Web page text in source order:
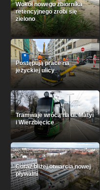
Wokół nowego zbiornika
retencyjnego zrobi się
zielono
Postępują prace na
jeżyckiej ulicy
Tramwaje wrócą na ul. Matyi
i Wierzbięcice
Coraz bliżej otwarcia nowej
pływalni